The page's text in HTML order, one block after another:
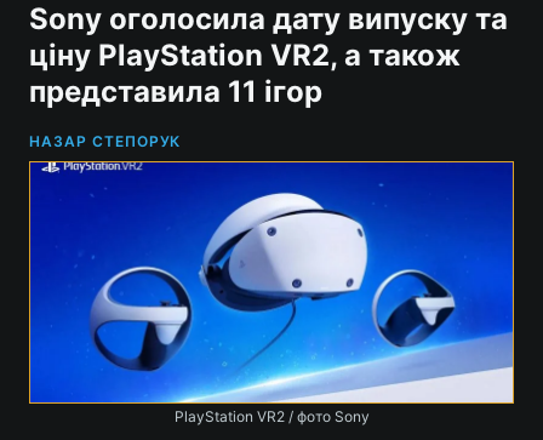
Sony оголосила дату випуску та
ціну PlayStation VR2, а також
представила 11 ігор
НАЗАР СТЕПОРУК
PlayStation VR2 / фото Sony